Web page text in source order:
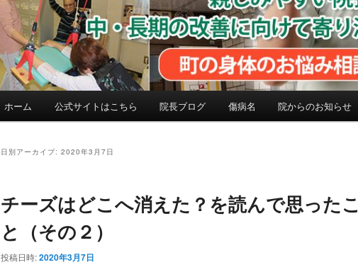
ホーム 公式サイトはこちら 院長ブログ 傷病名 院からのお知らせ
日別アーカイブ: 2020年3月7日
チーズはどこへ消えた？を読んで思ったこ
と（その２）
投稿日時:2020年3月7日